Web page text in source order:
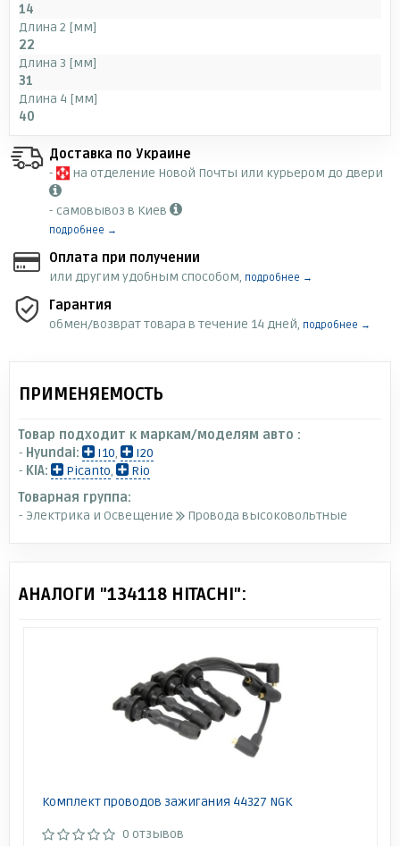
14
Длина 2 [мм]
22
Длина 3 [мм]
31
Длина 4 [мм]
40
Доставка по Украине
-
на отделение Новой Почты или курьером до двери
- самовывоз в Киев
подробнее →
Оплата при получении
или другим удобным способом, подробнее →
Гарантия
обмен/возврат товара в течение 14 дней, подробнее →
ПРИМЕНЯЕМОСТЬ
Товар подходит к маркам/моделям авто :
- Hyundai: I10,
I20
- KIA: Picanto,
Rio
Товарная группа:
- Электрика и Освещение
Провода высоковольтные
АНАЛОГИ "134118 HITACHI":
Комплект проводов зажигания 44327 NGK
0 отзывов